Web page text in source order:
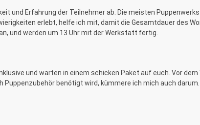
und Erfahrung der Teilnehmer ab. Die meisten
erlebt, helfe ich mit, damit die Gesamtdauer des
und werden um 13 Uhr mit der Werkstatt fertig.
und warten in einem schicken Paket auf euch. Vor
Puppenzubehör benötigt wird, kümmere ich mich auch